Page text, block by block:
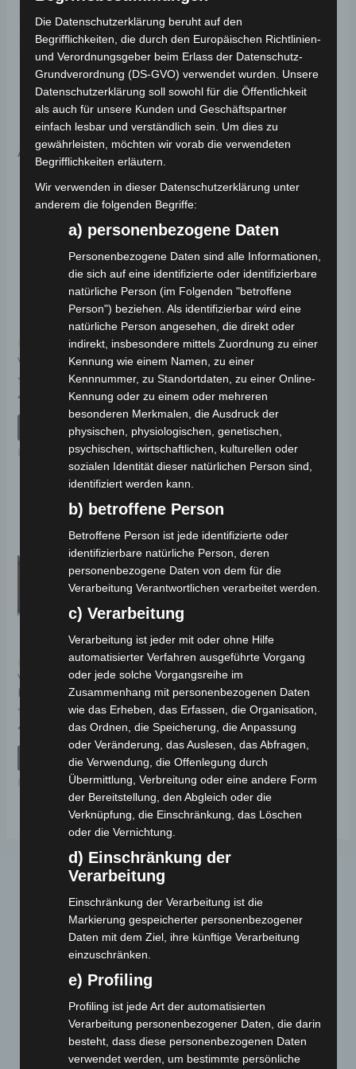
Dokumente zur
Produktsicherheit
Sicherheitshinweise für einfache Ersatzteile
Ähnliche Produkte
Kostenloser Versand
VT5 DISPALY
Bewertet
0
49,00
IN DEN WARENKORB
Ersatzteile
Kostenloser Versand
VT5 BLINKER
Bewertet
0
5
19,00 € *
IN DEN WARENKORB
Ersatzteile
Kostenloser Versand
VT5
FAHRERSITZPOLSTER
Bewertet
0
49,00
IN DEN WARENKORB
Ersatzteile
Webseite
Cashback-Aktion
Händler werden
Die Datenschutzerklärung beruht auf den
Begrifflichkeiten, die durch den Europäischen Richtlinien-
und Verordnungsgeber beim Erlass der Datenschutz-
Grundverordnung (DS-GVO) verwendet wurden. Unsere
Datenschutzerklärung soll sowohl für die Öffentlichkeit
als auch für unsere Kunden und Geschäftspartner
einfach lesbar und verständlich sein. Um dies zu
gewährleisten, möchten wir vorab die verwendeten
Begrifflichkeiten erläutern.
Wir verwenden in dieser Datenschutzerklärung unter
anderem die folgenden Begriffe:
a) personenbezogene Daten
Personenbezogene Daten sind alle Informationen,
die sich auf eine identifizierte oder identifizierbare
natürliche Person (im Folgenden "betroffene
Person") beziehen. Als identifizierbar wird eine
natürliche Person angesehen, die direkt oder
indirekt, insbesondere mittels Zuordnung zu einer
Kennung wie einem Namen, zu einer
Kennnummer, zu Standortdaten, zu einer Online-
Kennung oder zu einem oder mehreren
besonderen Merkmalen, die Ausdruck der
physischen, physiologischen, genetischen,
psychischen, wirtschaftlichen, kulturellen oder
sozialen Identität dieser natürlichen Person sind,
identifiziert werden kann.
b) betroffene Person
Betroffene Person ist jede identifizierte oder
identifizierbare natürliche Person, deren
personenbezogene Daten von dem für die
Verarbeitung Verantwortlichen verarbeitet werden.
c) Verarbeitung
Verarbeitung ist jeder mit oder ohne Hilfe
automatisierter Verfahren ausgeführte Vorgang
oder jede solche Vorgangsreihe im
Zusammenhang mit personenbezogenen Daten
wie das Erheben, das Erfassen, die Organisation,
das Ordnen, die Speicherung, die Anpassung
oder Veränderung, das Auslesen, das Abfragen,
die Verwendung, die Offenlegung durch
Übermittlung, Verbreitung oder eine andere Form
der Bereitstellung, den Abgleich oder die
Verknüpfung, die Einschränkung, das Löschen
oder die Vernichtung.
d) Einschränkung der
Verarbeitung
Einschränkung der Verarbeitung ist die
Markierung gespeicherter personenbezogener
Daten mit dem Ziel, ihre künftige Verarbeitung
einzuschränken.
e) Profiling
Profiling ist jede Art der automatisierten
Verarbeitung personenbezogener Daten, die darin
besteht, dass diese personenbezogenen Daten
verwendet werden, um bestimmte persönliche